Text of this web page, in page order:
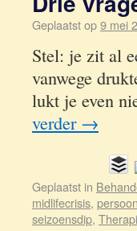
Geplaatst op9 mei
Stel: je zit al
vanwege
lukt je even
verder →
Geplaatst in
midlifecrisis,
seizoensdip,